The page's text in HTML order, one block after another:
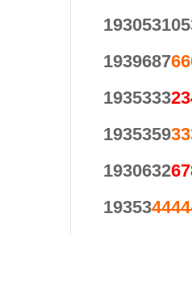
1939687
1935333
1935359
1930632
19353